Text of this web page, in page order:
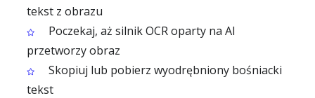
tekst z obrazu
Poczekaj, aż silnik OCR oparty na AI
przetworzy obraz
Skopiuj lub pobierz wyodrębniony bośniacki
tekst